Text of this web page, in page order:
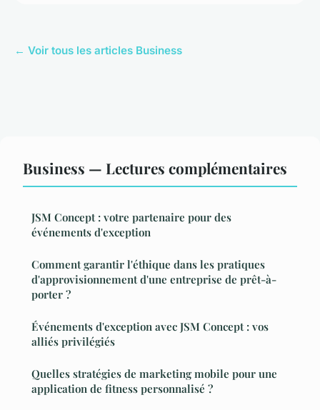
← Voir tous les articles Business
Business — Lectures complémentaires
JSM Concept : votre partenaire pour des
événements d'exception
Comment garantir l'éthique dans les pratiques
d'approvisionnement d'une entreprise de prêt-à-
porter ?
Événements d'exception avec JSM Concept : vos
alliés privilégiés
Quelles stratégies de marketing mobile pour une
application de fitness personnalisé ?